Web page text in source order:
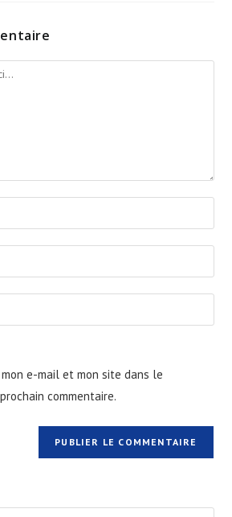
e-mail et mon site dans le
commentaire.